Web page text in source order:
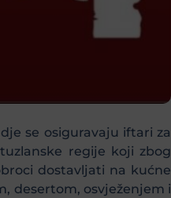
se osiguravaju iftari za
regije koji zbog
dostavljati na kućne
desertom, osvježenjem i